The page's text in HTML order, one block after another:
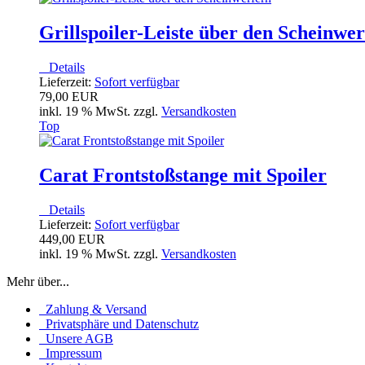
Grillspoiler-Leiste über den
Details
Lieferzeit: Sofort verfügbar
79,00 EUR
inkl. 19 % MwSt. zzgl. Versandkosten
Top
Carat Frontstoßstange mit Spoiler
Details
Lieferzeit: Sofort verfügbar
449,00 EUR
inkl. 19 % MwSt. zzgl. Versandkosten
Mehr über...
Zahlung & Versand
Privatsphäre und Datenschutz
Unsere AGB
Impressum